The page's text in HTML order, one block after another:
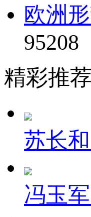
欧洲
95208
精彩推荐
苏长
冯玉